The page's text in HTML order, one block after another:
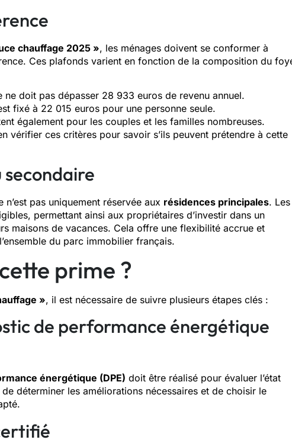
chauffage 2025 », les ménages doivent se conformer à
Ces plafonds varient en fonction de la composition du
ne doit pas dépasser 28 933 euros de revenu annuel.
fixé à 22 015 euros pour une personne seule.
également pour les couples et les familles nombreuses.
vérifier ces critères pour savoir s’ils peuvent prétendre à cette
secondaire
pas uniquement réservée aux résidences principales. Les
permettant ainsi aux propriétaires d’investir dans un
maisons de vacances. Cela offre une flexibilité accrue et
du parc immobilier français.
prime ?
», il est nécessaire de suivre plusieurs étapes clés :
de performance énergétique
énergétique (DPE) doit être réalisé pour évaluer l’état
déterminer les améliorations nécessaires et de choisir le